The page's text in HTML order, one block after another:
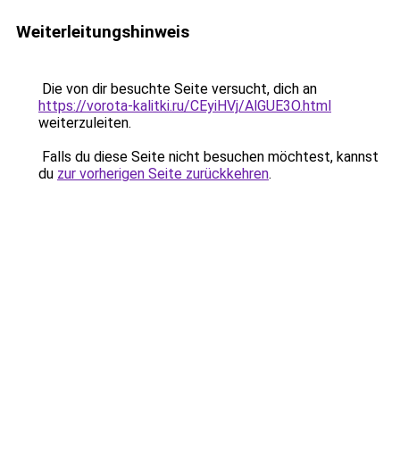
Weiterleitungshinweis
Die von dir besuchte Seite versucht, dich an
https://vorota-kalitki.ru/CEyiHVj/AlGUE3O.html
weiterzuleiten.
Falls du diese Seite nicht besuchen möchtest, kannst
du zur vorherigen Seite zurückkehren.